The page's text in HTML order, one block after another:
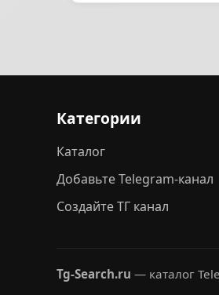
Категории
Каталог
Добавьте Telegram-канал
Создайте ТГ канал
Tg-Search.ru — каталог